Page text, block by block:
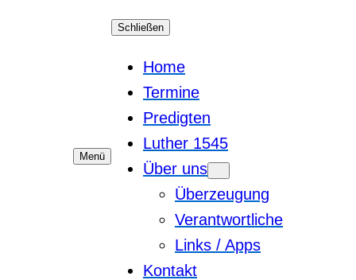
Menü
Schließen
Home
Termine
Predigten
Luther 1545
Über uns
Überzeugung
Verantwortliche
Links / Apps
Kontakt